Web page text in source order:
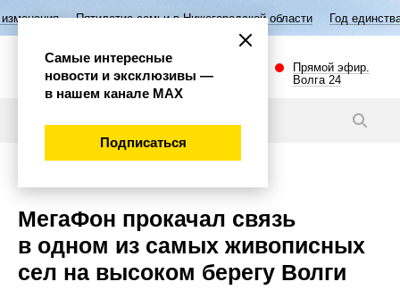
семьи в Нижегородской области Год единства народов России
Прямой эфир.
Волга 24
МегаФон прокачал связь
в одном из самых живописных
сел на высоком берегу Волги
Самые интересные
новости и эксклюзивы —
в нашем канале МАХ
Подписаться